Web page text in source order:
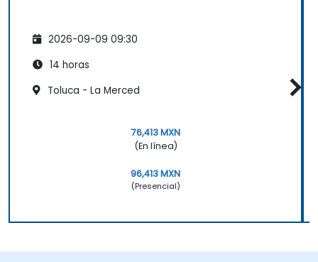
2026-09-09 09:30
14 horas
Toluca - La Merced
76,413 MXN
(En línea)
96,413 MXN
(Presencial)